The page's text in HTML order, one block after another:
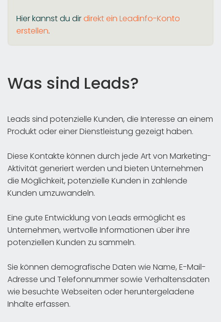
Hier kannst du dirdirekt ein Leadinfo-Konto
erstellen.
Was sind Leads?
Leads sind potenzielle Kunden, die Interesse an einem
Produkt oder einer Dienstleistung gezeigt haben.
Diese Kontakte können durch jede Art von Marketing-
Aktivität generiert werden und bieten Unternehmen
die Möglichkeit, potenzielle Kunden in zahlende
Kunden umzuwandeln.
Eine gute Entwicklung von Leads ermöglicht es
Unternehmen, wertvolle Informationen über ihre
potenziellen Kunden zu sammeln.
Sie können demografische Daten wie Name, E-Mail-
Adresse und Telefonnummer sowie Verhaltensdaten
wie besuchte Webseiten oder heruntergeladene
Inhalte erfassen.